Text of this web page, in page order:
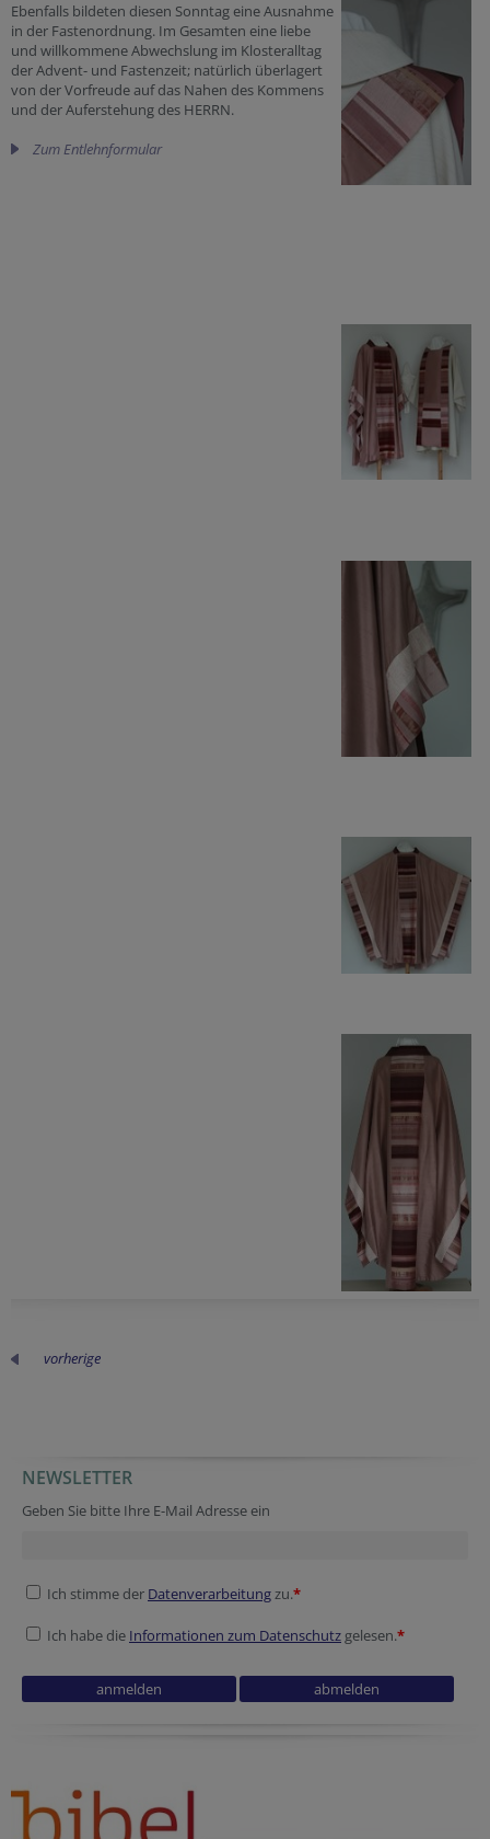
Ebenfalls bildeten diesen Sonntag eine Ausnahme
in der Fastenordnung. Im Gesamten eine liebe
und willkommene Abwechslung im Klosteralltag
der Advent- und Fastenzeit; natürlich überlagert
von der Vorfreude auf das Nahen des Kommens
und der Auferstehung des HERRN.
Zum Entlehnformular
vorherige
NEWSLETTER
Geben Sie bitte Ihre E-Mail Adresse ein
Ich stimme der Datenverarbeitungzu.*
Ich habe die Informationen zum Datenschutz gelesen.*